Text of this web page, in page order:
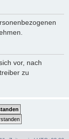
vor, nach
zu